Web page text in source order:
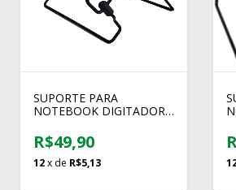
SUPORTE PARA
NOTEBOOK DIGITADOR
R$49,90
12 x de R$5,13